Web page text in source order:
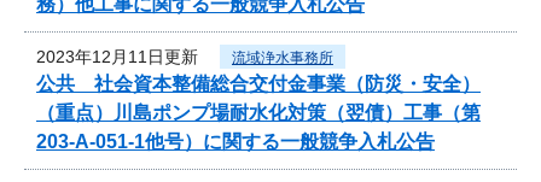
2023年12月11日更新 流域浄水事務所
公共 社会資本整備総合交付金事業（防災・安全）
（重点）川島ポンプ場耐水化対策（翌債）工事（第
203-A-051-1他号）に関する一般競争入札公告